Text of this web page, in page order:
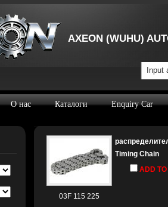
AXEON (WUHU)
Input
О нас Каталоги Enquiry Car
03F 115 225
Timing Chain
ADD